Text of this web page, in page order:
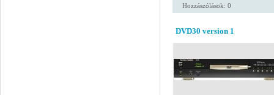
Hozzászólások: 0
DVD30 version 1